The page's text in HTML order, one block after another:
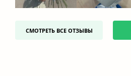
СМОТРЕТЬ ВСЕ ОТЗЫВЫ